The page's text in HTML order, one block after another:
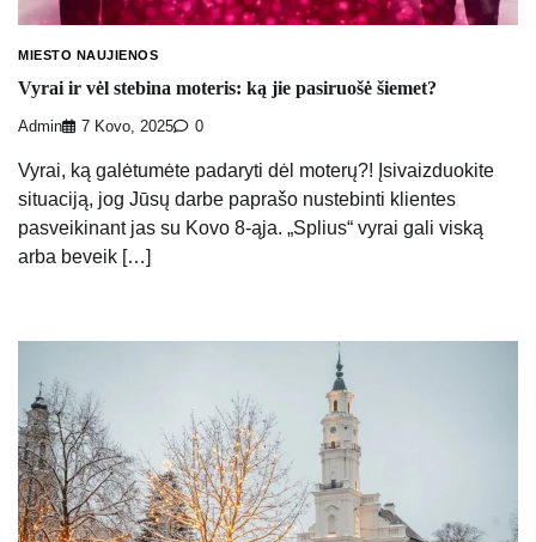
MIESTO NAUJIENOS
Vyrai ir vėl stebina moteris: ką jie pasiruošė šiemet?
Admin 7 Kovo, 2025 0
Vyrai, ką galėtumėte padaryti dėl moterų?! Įsivaizduokite
situaciją, jog Jūsų darbe paprašo nustebinti klientes
pasveikinant jas su Kovo 8-ąja. „Splius“ vyrai gali viską
arba beveik […]